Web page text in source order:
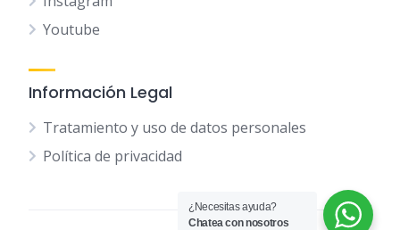
Youtube
Información Legal
Tratamiento y uso de datos personales
Política de privacidad
¿Necesitas ayuda?
Chatea con nosotros